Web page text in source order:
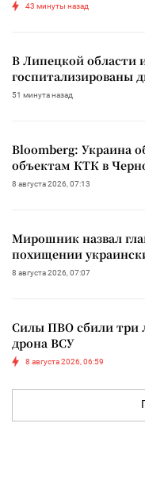
43 минуты назад
В Липецкой области
госпитализированы
51 минута назад
Bloomberg: Украина
объектам КТК в
8 августа 2026, 07:13
Мирошник назвал
похищении
8 августа 2026, 07:07
Силы ПВО сбили три
дрона ВСУ
8 августа 2026, 06:59